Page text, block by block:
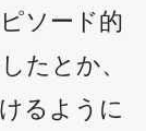
ソード的
たとか、
るように